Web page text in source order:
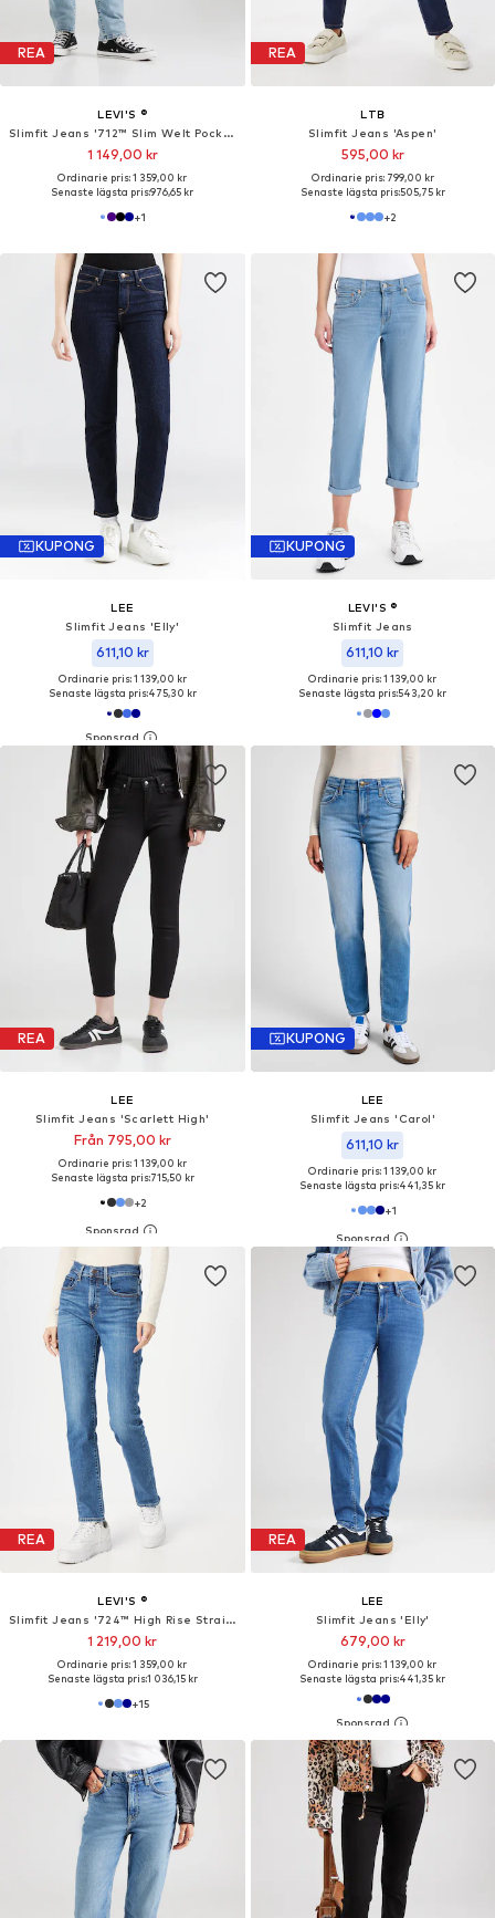
REA
LEVI'S ®
Slimfit Jeans '712™ Slim Welt Pocket'
1 149,00 kr
Ordinarie pris: 1 359,00 kr
Senaste lägsta pris:976,65 kr
+1
REA
LTB
Slimfit Jeans 'Aspen'
595,00 kr
Ordinarie pris: 799,00 kr
Senaste lägsta pris:505,75 kr
+2
KUPONG
LEE
Slimfit Jeans 'Elly'
611,10 kr
Ordinarie pris: 1 139,00 kr
Senaste lägsta pris:475,30 kr
KUPONG
LEVI'S ®
Slimfit Jeans
611,10 kr
Ordinarie pris: 1 139,00 kr
Senaste lägsta pris:543,20 kr
REA
LEE
Slimfit Jeans 'Scarlett High'
Från 795,00 kr
Ordinarie pris: 1 139,00 kr
Senaste lägsta pris:715,50 kr
+2
KUPONG
LEE
Slimfit Jeans 'Carol'
611,10 kr
Ordinarie pris: 1 139,00 kr
Senaste lägsta pris:441,35 kr
+1
REA
LEVI'S ®
Slimfit Jeans '724™ High Rise Straight'
1 219,00 kr
Ordinarie pris: 1 359,00 kr
Senaste lägsta pris:1 036,15 kr
+15
REA
LEE
Slimfit Jeans 'Elly'
679,00 kr
Ordinarie pris: 1 139,00 kr
Senaste lägsta pris:441,35 kr